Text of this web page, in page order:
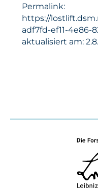
Permalink:
https://
adf7fd-ef11-4e86-
aktualisiert am: